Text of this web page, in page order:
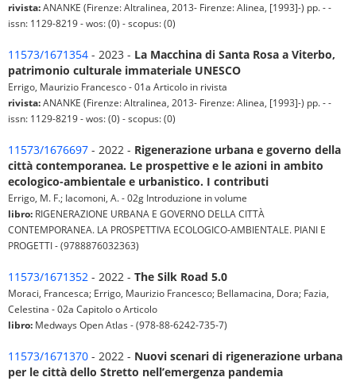
rivista:ANANKE (Firenze: Altralinea, 2013- Firenze: Alinea, [1993]-) pp. - -
issn: 1129-8219 - wos: (0) - scopus: (0)
11573/1671354 - 2023 - La Macchina di Santa Rosa a Viterbo,
patrimonio culturale immateriale UNESCO
Errigo, Maurizio Francesco - 01a Articolo in rivista
rivista:ANANKE (Firenze: Altralinea, 2013- Firenze: Alinea, [1993]-) pp. - -
issn: 1129-8219 - wos: (0) - scopus: (0)
11573/1676697 - 2022 - Rigenerazione urbana e governo della
città contemporanea. Le prospettive e le azioni in ambito
ecologico-ambientale e urbanistico. I contributi
Errigo, M. F.; Iacomoni, A. - 02g Introduzione in volume
libro: RIGENERAZIONE URBANA E GOVERNO DELLA CITTÀ
CONTEMPORANEA. LA PROSPETTIVA ECOLOGICO-AMBIENTALE. PIANI E
PROGETTI - (9788876032363)
11573/1671352 - 2022 - The Silk Road 5.0
Moraci, Francesca; Errigo, Maurizio Francesco; Bellamacina, Dora; Fazia,
Celestina - 02a Capitolo o Articolo
libro: Medways Open Atlas - (978-88-6242-735-7)
11573/1671370 - 2022 - Nuovi scenari di rigenerazione urbana
per le città dello Stretto nell’emergenza pandemia